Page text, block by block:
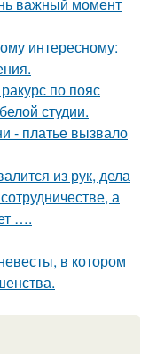
интересному:
по пояс
студии.
- платье вызвало
из рук, дела
а
….
в котором